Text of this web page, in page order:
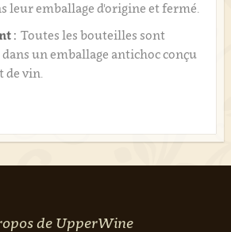
leur emballage d'origine et fermé.
: Toutes les bouteilles sont
un emballage antichoc conçu
vin.
de UpperWine